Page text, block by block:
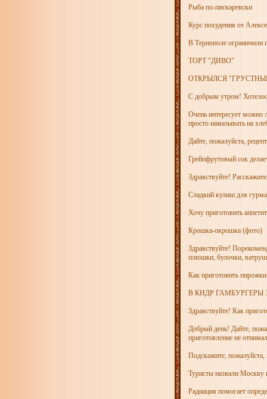
Рыба по-пискаревски
Курс похудения от
В Тернополе ограничили
ТОРТ "ДИВО"
ОТКРЫЛСЯ
С добрым утром!
Очень интересует можно
просто намазывать на
Дайте, пожалуйста,
Грейпфрутовый сок
Здравствуйте!
Сладкий кулиш для
Хочу приготовить
Крошка-окрошка (фото)
Здравствуйте!
плюшки, булочки,
Как приготовить
В КНДР
Здравствуйте! Как
Добрый день! Дайте,
приготовление не
Подскажите, пожалуйста,
Туристы назвали Москву
Радиация помогает